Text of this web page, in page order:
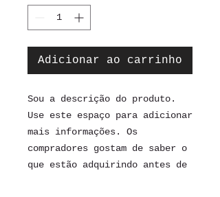
Adicionar ao carrinho
Sou a descrição do produto.
Use este espaço para adicionar
mais informações. Os
compradores gostam de saber o
que estão adquirindo antes de